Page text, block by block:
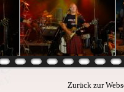
Zurück zur